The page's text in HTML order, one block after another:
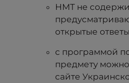
НМТ не
открытые
с программой
предмету
сайте